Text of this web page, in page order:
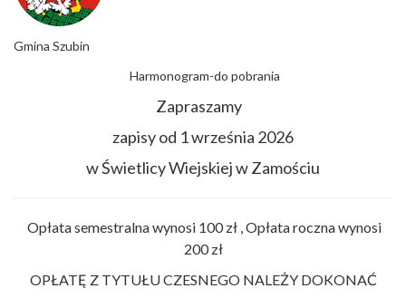
Gmina Szubin
Harmonogram-do pobrania
Zapraszamy
zapisy od 1 września 2026
w Świetlicy Wiejskiej w Zamościu
Opłata semestralna wynosi 100 zł , Opłata roczna wynosi
200 zł
OPŁATĘ Z TYTUŁU CZESNEGO NALEŻY DOKONAĆ